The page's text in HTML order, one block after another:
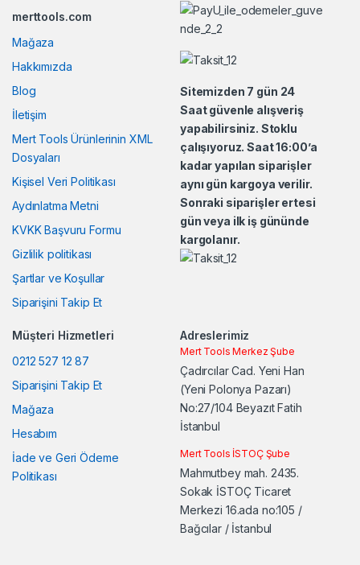
C
merttools.com
Mağaza
Hakkımızda
Blog
İletişim
Mert Tools Ürünlerinin XML
Dosyaları
Kişisel Veri Politikası
Aydınlatma Metni
KVKK Başvuru Formu
Gizlilik politikası
Şartlar ve Koşullar
Siparişini Takip Et
Sitemizden 7 gün 24
Saat güvenle alışveriş
yapabilirsiniz. Stoklu
çalışıyoruz. Saat 16:00’a
kadar yapılan siparişler
aynı gün kargoya verilir.
Sonraki siparişler ertesi
gün veya ilk iş gününde
kargolanır.
Müşteri Hizmetleri
0212 527 12 87
Siparişini Takip Et
Mağaza
Hesabım
İade ve Geri Ödeme
Politikası
Adreslerimiz
Mert Tools Merkez Şube
Çadırcılar Cad. Yeni Han
(Yeni Polonya Pazarı)
No:27/104 Beyazıt Fatih
İstanbul
Mert Tools İSTOÇ Şube
Mahmutbey mah. 2435.
Sokak İSTOÇ Ticaret
Merkezi 16.ada no:105 /
Bağcılar / İstanbul